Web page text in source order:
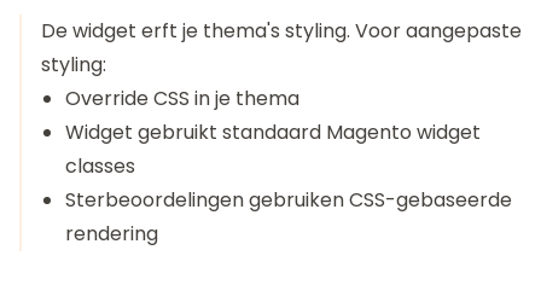
De widget erft je thema's styling. Voor aangepaste
styling:
Override CSS in je thema
Widget gebruikt standaard Magento widget
classes
Sterbeoordelingen gebruiken CSS-gebaseerde
rendering